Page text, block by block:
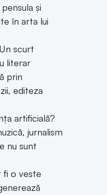
și
în arta lui
scurt
literar
prin
editeza
artificială?
jurnalism
nu sunt
fi o veste